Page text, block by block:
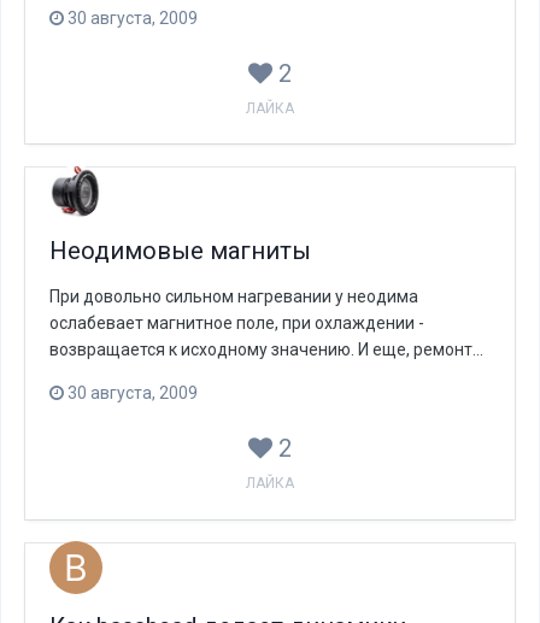
30 августа, 2009
2
ЛАЙКА
Неодимовые магниты
При довольно сильном нагревании у неодима
ослабевает магнитное поле, при охлаждении -
возвращается к исходному значению. И еще, ремонт...
30 августа, 2009
2
ЛАЙКА